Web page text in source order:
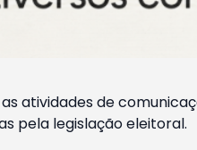
as atividades de
pela legislação eleitoral.